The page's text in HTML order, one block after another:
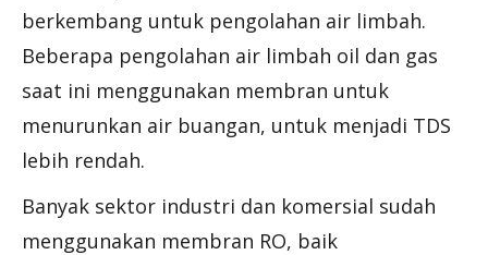
berkembang untuk pengolahan air limbah.
Beberapa pengolahan air limbah oil dan gas
saat ini menggunakan membran untuk
menurunkan air buangan, untuk menjadi TDS
lebih rendah.
Banyak sektor industri dan komersial sudah
menggunakan membran RO, baik